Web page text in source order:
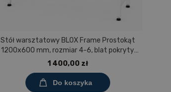
Stół warsztatowy BLOX Frame Prostokąt
1200x600 mm, rozmiar 4-6, blat pokryty
tworzywem polipropylenowym
1 400,00 zł
Do koszyka